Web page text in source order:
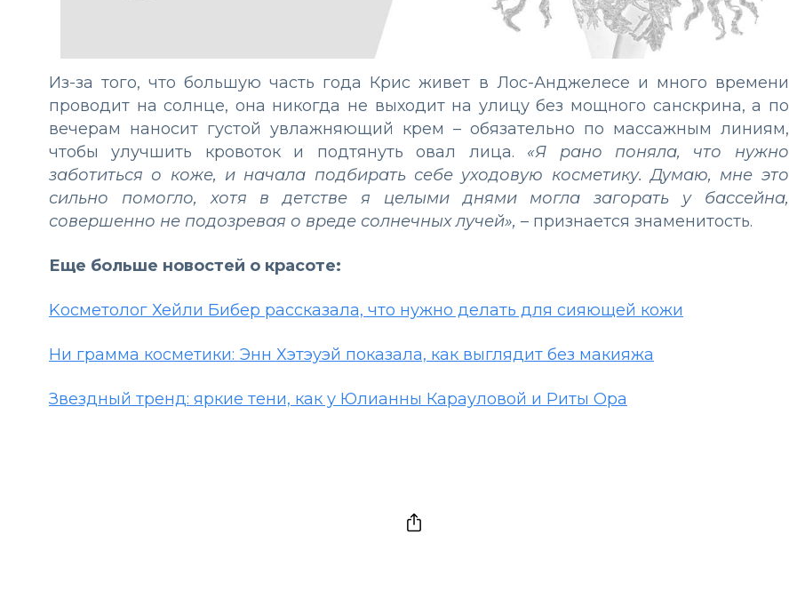
Из-за того, что большую часть года Крис живет в Лос-Анджелесе и много времени
проводит на солнце, она никогда не выходит на улицу без мощного санскрина, а по
вечерам наносит густой увлажняющий крем – обязательно по массажным линиям,
чтобы улучшить кровоток и подтянуть овал лица. «Я рано поняла, что нужно
заботиться о коже, и начала подбирать себе уходовую косметику. Думаю, мне это
сильно помогло, хотя в детстве я целыми днями могла загорать у бассейна,
совершенно не подозревая о вреде солнечных лучей», – признается знаменитость.
Еще больше новостей о красоте:
Kосметолог Хейли Бибер рассказала, что нужно делать для сияющей кожи
Ни грамма косметики: Энн Хэтэуэй показала, как выглядит без макияжа
Звездный тренд: яркие тени, как у Юлианны Карауловой и Риты Ора